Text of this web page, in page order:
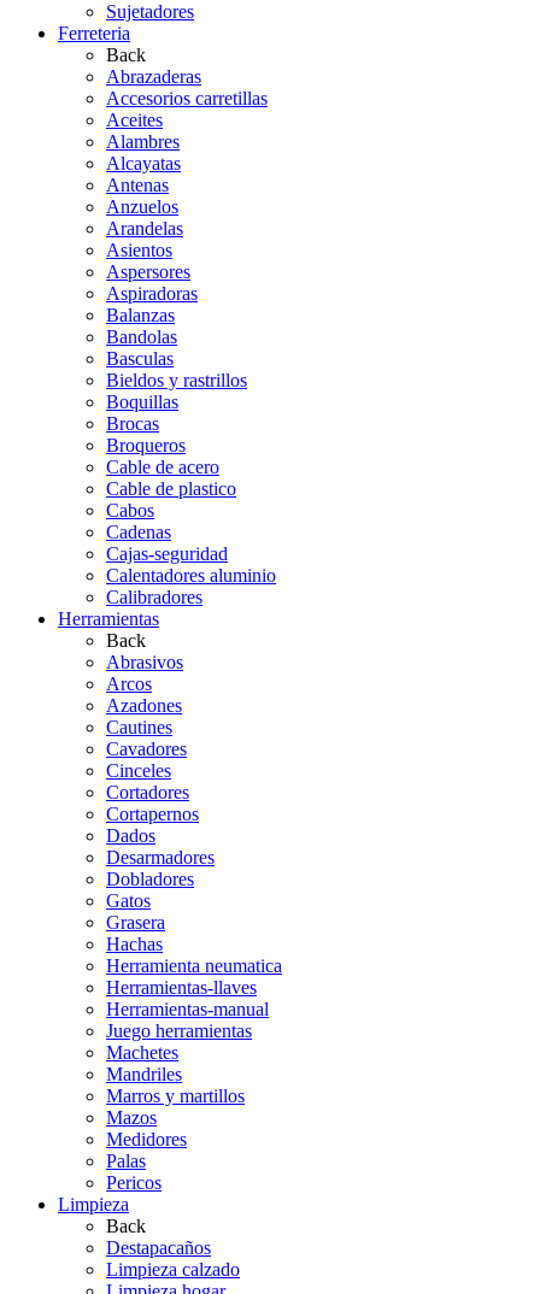
Sujetadores
Ferreteria
Back
Abrazaderas
Accesorios carretillas
Aceites
Alambres
Alcayatas
Antenas
Anzuelos
Arandelas
Asientos
Aspersores
Aspiradoras
Balanzas
Bandolas
Basculas
Bieldos y rastrillos
Boquillas
Brocas
Broqueros
Cable de acero
Cable de plastico
Cabos
Cadenas
Cajas-seguridad
Calentadores aluminio
Calibradores
Herramientas
Back
Abrasivos
Arcos
Azadones
Cautines
Cavadores
Cinceles
Cortadores
Cortapernos
Dados
Desarmadores
Dobladores
Gatos
Grasera
Hachas
Herramienta neumatica
Herramientas-llaves
Herramientas-manual
Juego herramientas
Machetes
Mandriles
Marros y martillos
Mazos
Medidores
Palas
Pericos
Limpieza
Back
Destapacaños
Limpieza calzado